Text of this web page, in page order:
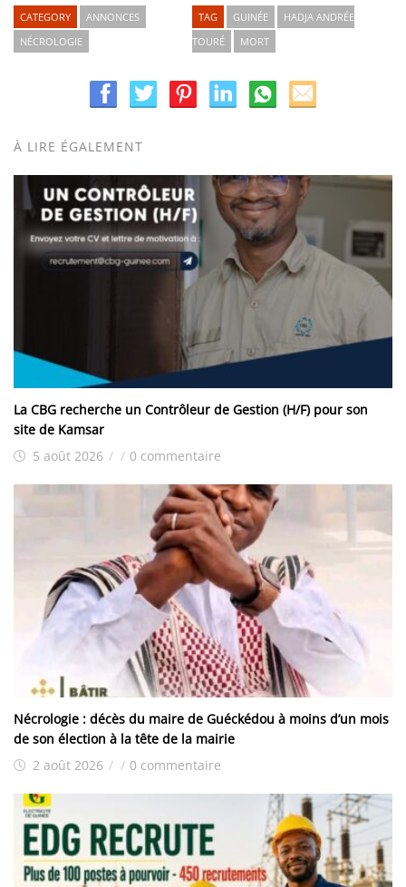
CATEGORY
ANNONCES
NÉCROLOGIE
TAG GUINÉE
HADJA ANDRÉE
TOURÉ
MORT
À LIRE ÉGALEMENT
La CBG recherche un Contrôleur de Gestion (H/F) pour son
site de Kamsar
5 août 2026 / / 0 commentaire
Nécrologie : décès du maire de Guéckédou à moins d’un mois
de son élection à la tête de la mairie
2 août 2026 / / 0 commentaire